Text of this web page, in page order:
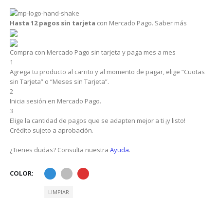
Hasta 12 pagos sin tarjeta con Mercado Pago. Saber más
Compra con Mercado Pago sin tarjeta y paga mes a mes
1
Agrega tu producto al carrito y al momento de pagar, elige “Cuotas
sin Tarjeta” o “Meses sin Tarjeta”.
2
Inicia sesión en Mercado Pago.
3
Elige la cantidad de pagos que se adapten mejor a ti ¡y listo!
Crédito sujeto a aprobación.
¿Tienes dudas? Consulta nuestra Ayuda.
COLOR
LIMPIAR